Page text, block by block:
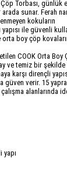
Torbası, günlük
sunar. Ferah
kokuların
ile güvenli
boy çöp
COOK Orta Boy
ve temiz bir şekilde
karşı dirençli
güven verir. 15
alanlarında
yapı